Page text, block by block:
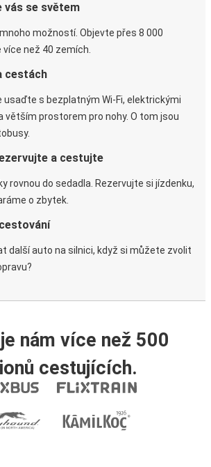
vás se světem
možností. Objevte přes 8 000
než 40 zemích.
cestách
usaďte s bezplatným Wi-Fi, elektrickými
větším prostorem pro nohy. O tom jsou
a cestujte
rovnou do sedadla. Rezervujte si jízdenku,
o zbytek.
další auto na silnici, když si můžete zvolit
nám více než 500
cestujících.